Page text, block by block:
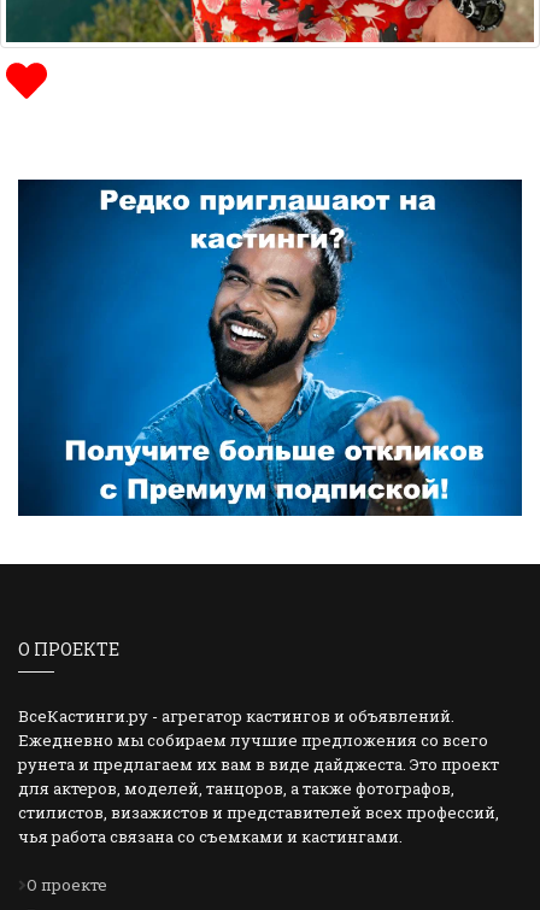
О ПРОЕКТЕ
ВсеКастинги.ру - агрегатор кастингов и объявлений.
Ежедневно мы собираем лучшие предложения со всего
рунета и предлагаем их вам в виде дайджеста. Это проект
для актеров, моделей, танцоров, а также фотографов,
стилистов, визажистов и представителей всех профессий,
чья работа связана со съемками и кастингами.
О проекте